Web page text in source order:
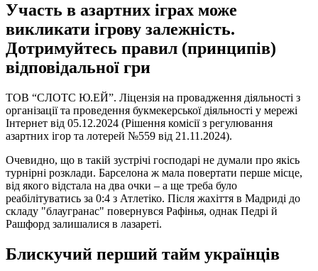
Участь в азартних іграх може
викликати ігрову залежність.
Дотримуйтесь правил (принципів)
відповідальної гри
ТОВ “СЛОТС Ю.ЕЙ”. Ліцензія на провадження діяльності з
організації та проведення букмекерської діяльності у мережі
Інтернет від 05.12.2024 (Рішення комісії з регулювання
азартних ігор та лотерей №559 від 21.11.2024).
Очевидно, що в такій зустрічі господарі не думали про якісь
турнірні розклади. Барселона ж мала повертати перше місце,
від якого відстала на два очки – а ще треба було
реабілітуватись за 0:4 з Атлетіко. Після жахіття в Мадриді до
складу "блаугранас" повернувся Рафінья, однак Педрі й
Рашфорд залишалися в лазареті.
Блискучий перший тайм українців